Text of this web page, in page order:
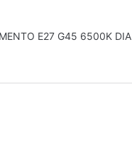
E27 G45 6500K DIA